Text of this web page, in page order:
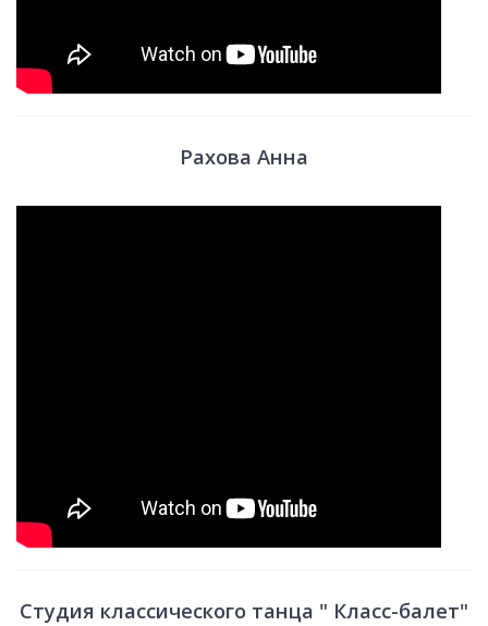
Рахова Анна
Студия классического танца " Класс-балет"